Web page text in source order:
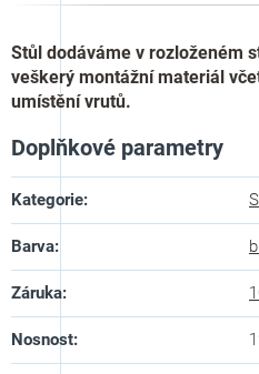
Stůl dodáváme v rozloženém
veškerý montážní materiál
umístění vrutů.
Doplňkové parametry
Kategorie:
Barva:
Záruka:
Nosnost: